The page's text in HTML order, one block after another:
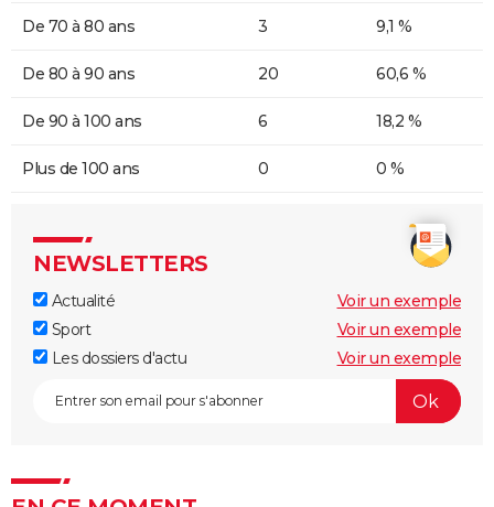
De 70 à 80 ans 3 9,1 %
De 80 à 90 ans 20 60,6 %
De 90 à 100 ans 6 18,2 %
Plus de 100 ans 0 0 %
NEWSLETTERS
Actualité
Voir un exemple
Sport
Voir un exemple
Les dossiers d'actu
Voir un exemple